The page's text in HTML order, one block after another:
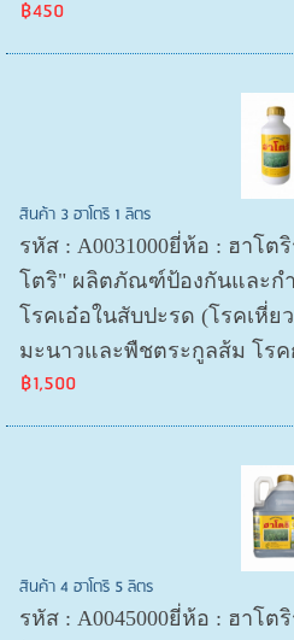
฿450
สินค้า 3 ฮาโตริ 1 ลิตร
รหัส : A0031000ยี่ห้อ : ฮาโต
โตริ" ผลิตภัณฑ์ป้องกันและก
โรคเอ๋อในสับปะรด (โรคเหี่ย
มะนาวและพืชตระกูลส้ม โรค
฿1,500
สินค้า 4 ฮาโตริ 5 ลิตร
รหัส : A0045000ยี่ห้อ : ฮาโต